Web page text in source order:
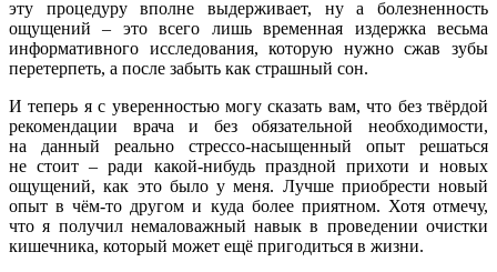
эту процедуру вполне выдерживает, ну а болезненность
ощущений – это всего лишь временная издержка весьма
информативного исследования, которую нужно сжав зубы
перетерпеть, а после забыть как страшный сон.
И теперь я с уверенностью могу сказать вам, что без твёрдой
рекомендации врача и без обязательной необходимости,
на данный реально стрессо-насыщенный опыт решаться
не стоит – ради какой-нибудь праздной прихоти и новых
ощущений, как это было у меня. Лучше приобрести новый
опыт в чём-то другом и куда более приятном. Хотя отмечу,
что я получил немаловажный навык в проведении очистки
кишечника, который может ещё пригодиться в жизни.